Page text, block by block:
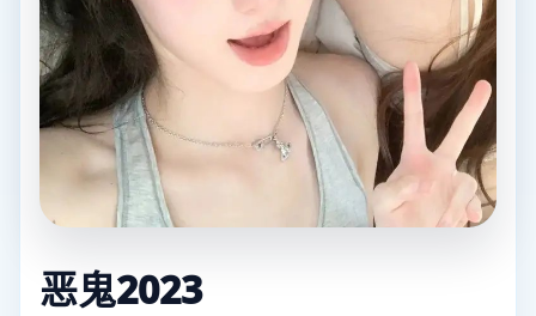
恶鬼2023